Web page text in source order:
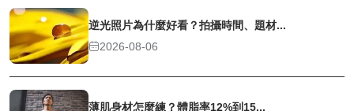
逆光照片為什麼好看？拍攝時間、題材...
2026-08-06
薄肌身材怎麼練？體脂率12%到15...